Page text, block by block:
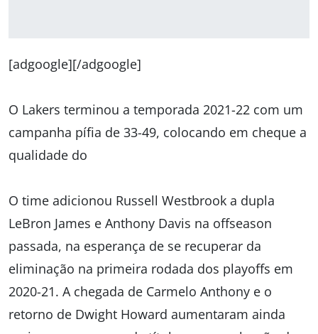
[adgoogle][/adgoogle]
O Lakers terminou a temporada 2021-22 com um
campanha pífia de 33-49, colocando em cheque a
qualidade do
O time adicionou Russell Westbrook a dupla
LeBron James e Anthony Davis na offseason
passada, na esperança de se recuperar da
eliminação na primeira rodada dos playoffs em
2020-21. A chegada de Carmelo Anthony e o
retorno de Dwight Howard aumentaram ainda